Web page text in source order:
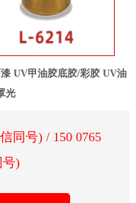
UV甲油胶底胶/彩胶 UV油
光
同号) / 150 0765
号)